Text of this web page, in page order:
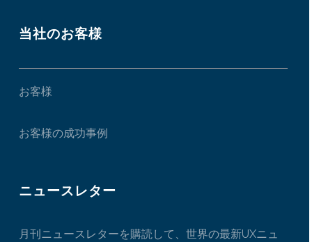
当社のお客様
お客様
お客様の成功事例
ニュースレター
月刊ニュースレターを購読して、世界の最新UXニュ